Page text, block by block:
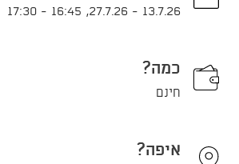
13.7.26
-
27.7.26
,
16:45
-
17:30
כמה?
חינם
איפה?